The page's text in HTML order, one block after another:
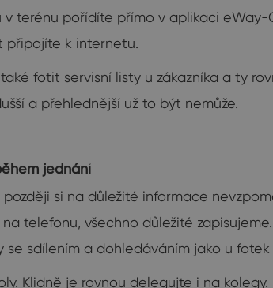
terénu pořídíte přímo v aplikaci
připojíte k internetu.
fotit servisní listy u zákazníka a ty
a přehlednější už to být nemůže.
jednání
později si na důležité informace
telefonu, všechno důležité
se sdílením a dohledáváním jako u
Klidně je rovnou delegujte i na